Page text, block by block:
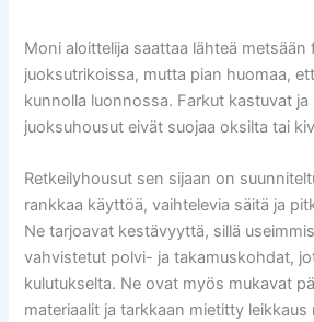
Moni aloittelija saattaa lähteä metsään
juoksutrikoissa, mutta pian huomaa,
kunnolla luonnossa. Farkut kastuvat ja
juoksuhousut eivät suojaa oksilta tai
Retkeilyhousut sen sijaan on
rankkaa käyttöä, vaihtelevia säitä ja
Ne tarjoavat kestävyyttä, sillä
vahvistetut polvi- ja takamuskohdat,
kulutukselta. Ne ovat myös mukavat
materiaalit ja tarkkaan mietitty